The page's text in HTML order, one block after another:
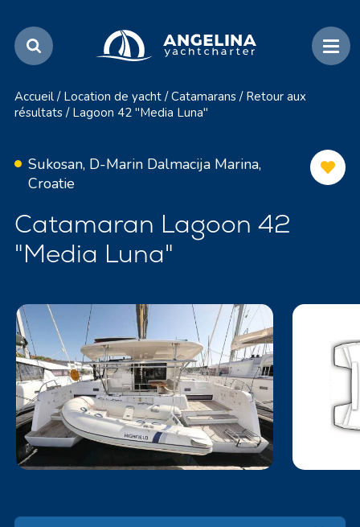
Accueil / Location de yacht / Catamarans / Retour aux
résultats / Lagoon 42 "Media Luna"
Sukosan, D-Marin Dalmacija Marina,
Croatie
Catamaran Lagoon 42
"Media Luna"